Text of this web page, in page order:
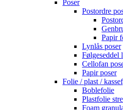
Poser
Postordre
Papir
Lynlås poser
Følgeseddel
Cellofan
Papir poser
Folie / plast /
Boblefolie
Plastfolie
Foam